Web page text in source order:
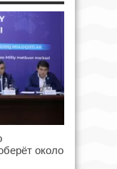
около